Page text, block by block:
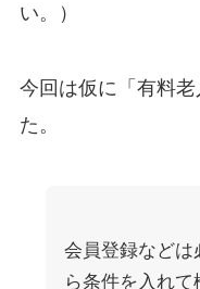
い。）
今回は仮に「有料
た。
会員登録などは
ら条件を入れて